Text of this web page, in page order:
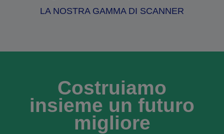
LA NOSTRA GAMMA DI SCANNER
Costruiamo
insieme un futuro
migliore